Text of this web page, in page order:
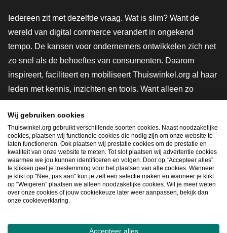
Iedereen zit met dezelfde vraag. Wat is slim? Want de
wereld van digital commerce verandert in ongekend
tempo. De kansen voor ondernemers ontwikkelen zich net
zo snel als de behoeftes van consumenten. Daarom
inspireert, faciliteert en mobiliseert Thuiswinkel.org al haar
leden met kennis, inzichten en tools. Want alleen zo
innovatievere toekomst. Dus groei ook mee en maak
shoppen slimmer.
Lid worden
Snel navigeren
Wij gebruiken cookies
Thuiswinkel.org gebruikt verschillende soorten cookies. Naast noodzakelijke
cookies, plaatsen wij functionele cookies die nodig zijn om onze website te
laten functioneren. Ook plaatsen wij prestatie cookies om de prestatie en
kwaliteit van onze website te meten. Tot slot plaatsen wij advertentie cookies
waarmee we jou kunnen identificeren en volgen. Door op “Accepteer alles”
te klikken geef je toestemming voor het plaatsen van alle cookies. Wanneer
je klikt op "Nee, pas aan" kun je zelf een selectie maken en wanneer je klikt
op “Weigeren” plaatsen we alleen noodzakelijke cookies. Wil je meer weten
over onze cookies of jouw cookiekeuze later weer aanpassen, bekijk dan
onze cookieverklaring.
Accepteer alles